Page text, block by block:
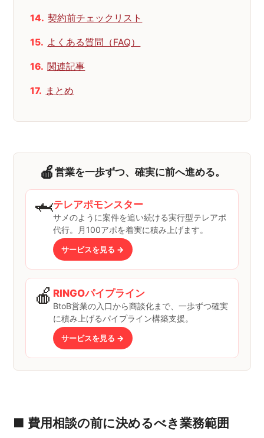
契約前チェックリスト
よくある質問（FAQ）
関連記事
まとめ
🍎 営業を一歩ずつ、確実に前へ進める。
🦈テレアポモンスター
サメのように案件を追い続ける実行型テレアポ
代行。月100アポを着実に積み上げます。
サービスを見る →
🍎 RINGOパイプライン
BtoB営業の入口から商談化まで、一歩ずつ確実
に積み上げるパイプライン構築支援。
サービスを見る →
■ 費用相談の前に決めるべき業務範囲